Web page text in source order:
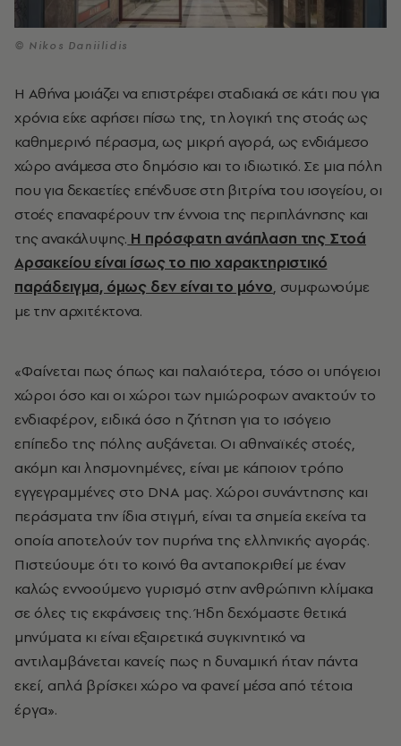
© Nikos Daniilidis
Η Αθήνα μοιάζει να επιστρέφει σταδιακά σε κάτι που για
χρόνια είχε αφήσει πίσω της, τη λογική της στοάς ως
καθημερινό πέρασμα, ως μικρή αγορά, ως ενδιάμεσο
χώρο ανάμεσα στο δημόσιο και το ιδιωτικό. Σε μια πόλη
που για δεκαετίες επένδυσε στη βιτρίνα του ισογείου, οι
στοές επαναφέρουν την έννοια της περιπλάνησης και
της ανακάλυψης. Η πρόσφατη ανάπλαση της Στοά
Αρσακείου είναι ίσως το πιο χαρακτηριστικό
παράδειγμα, όμως δεν είναι το μόνο, συμφωνούμε
με την αρχιτέκτονα.
«Φαίνεται πως όπως και παλαιότερα, τόσο οι υπόγειοι
χώροι όσο και οι χώροι των ημιώροφων ανακτούν το
ενδιαφέρον, ειδικά όσο η ζήτηση για το ισόγειο
επίπεδο της πόλης αυξάνεται. Οι αθηναϊκές στοές,
ακόμη και λησμονημένες, είναι με κάποιον τρόπο
εγγεγραμμένες στο DNA μας. Χώροι συνάντησης και
περάσματα την ίδια στιγμή, είναι τα σημεία εκείνα τα
οποία αποτελούν τον πυρήνα της ελληνικής αγοράς.
Πιστεύουμε ότι το κοινό θα ανταποκριθεί με έναν
καλώς εννοούμενο γυρισμό στην ανθρώπινη κλίμακα
σε όλες τις εκφάνσεις της. Ήδη δεχόμαστε θετικά
μηνύματα κι είναι εξαιρετικά συγκινητικό να
αντιλαμβάνεται κανείς πως η δυναμική ήταν πάντα
εκεί, απλά βρίσκει χώρο να φανεί μέσα από τέτοια
έργα».